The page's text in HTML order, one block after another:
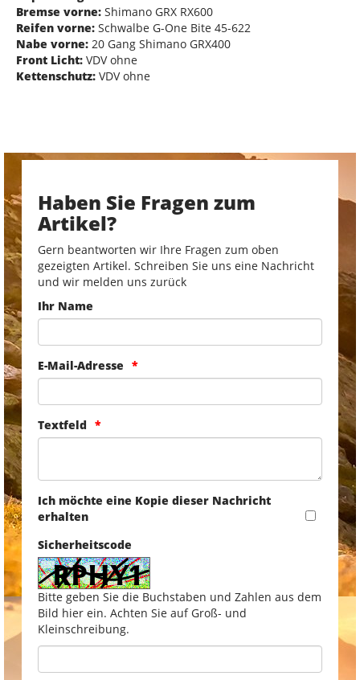
Bremse vorne: Shimano GRX RX600
Reifen vorne: Schwalbe G-One Bite 45-622
Nabe vorne: 20 Gang Shimano GRX400
Front Licht: VDV ohne
Kettenschutz: VDV ohne
Haben Sie Fragen zum
Artikel?
Gern beantworten wir Ihre Fragen zum oben
gezeigten Artikel. Schreiben Sie uns eine Nachricht
und wir melden uns zurück
Ihr Name
E-Mail-Adresse
Textfeld
Ich möchte eine Kopie dieser Nachricht
erhalten
Sicherheitscode
Bitte geben Sie die Buchstaben und Zahlen aus dem
Bild hier ein. Achten Sie auf Groß- und
Kleinschreibung.